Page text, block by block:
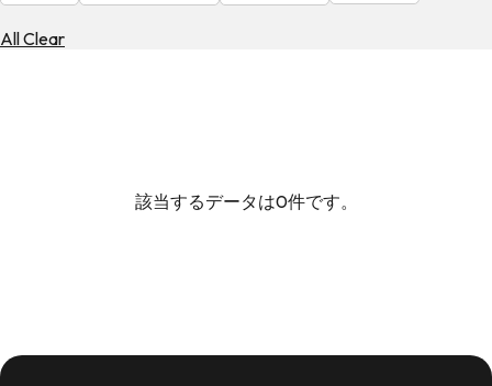
All Clear
該当するデータは0件です。